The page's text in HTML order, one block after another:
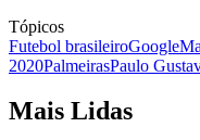
Tópicos
Futebol brasileiroGoogle
2020PalmeirasPaulo
Mais Lidas